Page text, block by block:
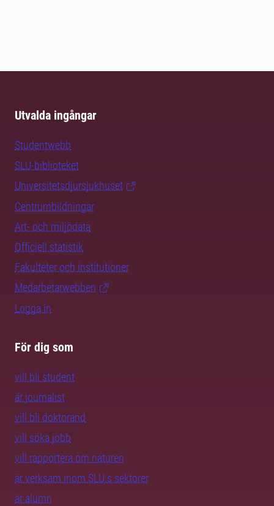
Utvalda ingångar
Studentwebb
SLU-biblioteket
Universitetsdjursjukhuset
Centrumbildningar
Art- och miljödata
Officiell statistik
Fakulteter och institutioner
Medarbetarwebben
Logga in
För dig som
vill bli student
är journalist
vill bli doktorand
vill söka jobb
vill rapportera om naturen
är verksam inom SLU:s sektorer
är alumn